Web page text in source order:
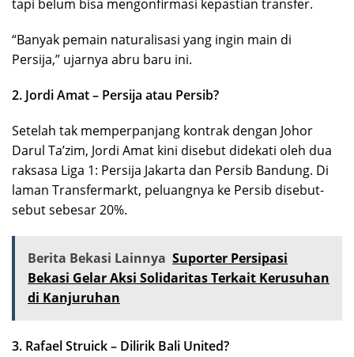
tapi belum bisa mengonfirmasi kepastian transfer.
“Banyak pemain naturalisasi yang ingin main di
Persija,” ujarnya abru baru ini.
2. Jordi Amat – Persija atau Persib?
Setelah tak memperpanjang kontrak dengan Johor
Darul Ta’zim, Jordi Amat kini disebut didekati oleh dua
raksasa Liga 1: Persija Jakarta dan Persib Bandung. Di
laman Transfermarkt, peluangnya ke Persib disebut-
sebut sebesar 20%.
Berita Bekasi Lainnya Suporter Persipasi
Bekasi Gelar Aksi Solidaritas Terkait Kerusuhan
di Kanjuruhan
3. Rafael Struick – Dilirik Bali United?